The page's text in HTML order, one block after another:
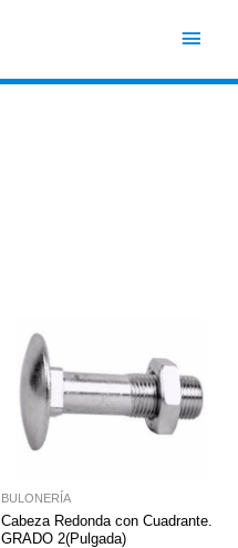
BULONERÍA
Cabeza Redonda con Cuadrante.
GRADO 2(Pulgada)